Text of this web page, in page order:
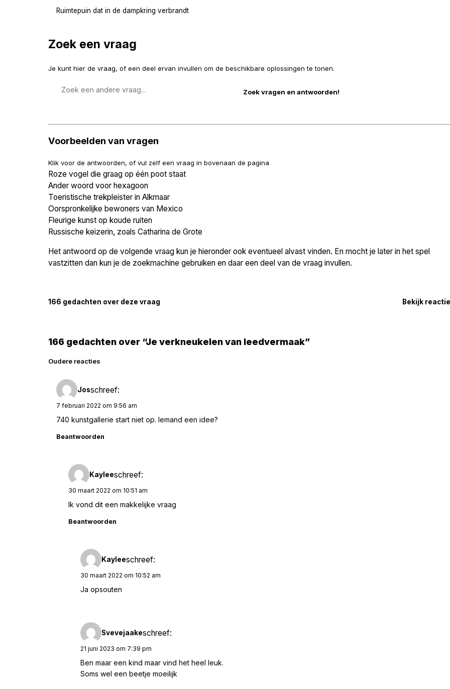
Ruimtepuin dat in de dampkring verbrandt
Zoek een vraag
Je kunt hier de vraag, of een deel ervan invullen om de beschikbare oplossingen te tonen.
Voorbeelden van vragen
Klik voor de antwoorden, of vul zelf een vraag in bovenaan de pagina
Roze vogel die graag op één poot staat
Ander woord voor hexagoon
Toeristische trekpleister in Alkmaar
Oorspronkelijke bewoners van Mexico
Fleurige kunst op koude ruiten
Russische keizerin, zoals Catharina de Grote
Het antwoord op de volgende vraag kun je hieronder ook eventueel alvast vinden. En mocht je later in het spel
vastzitten dan kun je de zoekmachine gebruiken en daar een deel van de vraag invullen.
166 gedachten over deze vraag Bekijk
166 gedachten over “Je verkneukelen van leedvermaak”
Reacties
navigatie
Oudere reacties
Josschreef:
7 februari 2022 om 9:56 am
740 kunstgallerie start niet op. Iemand een idee?
Beantwoorden
Kayleeschreef:
30 maart 2022 om 10:51 am
Ik vond dit een makkelijke vraag
Beantwoorden
Kayleeschreef:
30 maart 2022 om 10:52 am
Ja opsouten
Svevejaakeschreef:
21 juni 2023 om 7:39 pm
Ben maar een kind maar vind het heel leuk.
Soms wel een beetje moeilijk